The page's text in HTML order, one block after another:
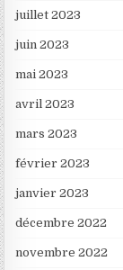
juillet 2023
juin 2023
mai 2023
avril 2023
mars 2023
février 2023
janvier 2023
décembre 2022
novembre 2022